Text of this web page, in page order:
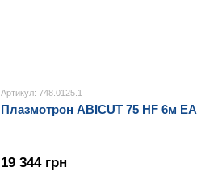
Артикул: 748.0125.1
Плазмотрон ABICUT 75 HF 6м EA
19 344 грн